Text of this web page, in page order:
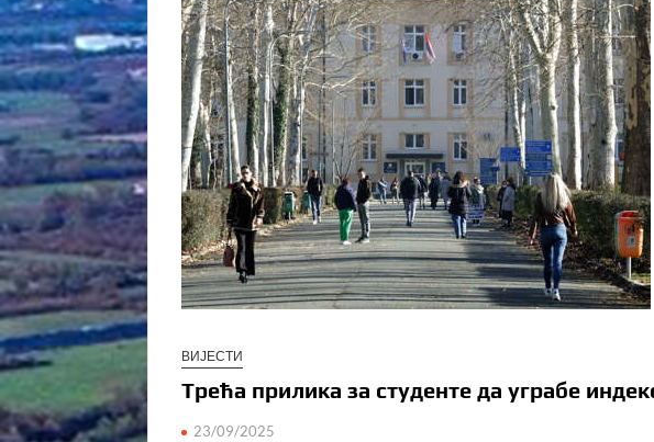
ВИЈЕСТИ
Трећа прилика за студенте да уграбе
23/09/2025